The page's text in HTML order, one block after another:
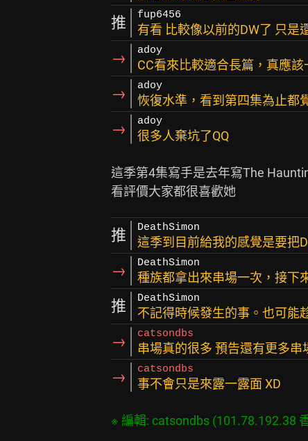
推 fup6456
有看 比較像以前的DW了 只是
→ adoy
CC看來比較適合長篇，真應
→ adoy
恢復水準，看到第四集為止都
→ adoy
很多人棄坑了QQ
這季第4集寫手是去年寫The
推 DeathSimon
這季到目前給我的感覺是要把
→ DeathSimon
種族都拿出來串場一次，接下
推 DeathSimon
不記得時候發生的事。也可能
→ catsondbs
串場真的很多 預告還有更多
→ catsondbs
事不會只是來露一露面 XD